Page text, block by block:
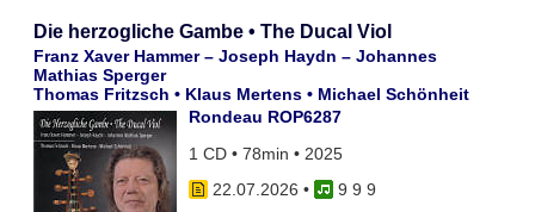
Die herzogliche Gambe • The Ducal Viol
Franz Xaver Hammer – Joseph Haydn – Johannes
Mathias Sperger
Thomas Fritzsch • Klaus Mertens • Michael Schönheit
Rondeau ROP6287
1 CD • 78min • 2025
22.07.2026 •
9 9 9